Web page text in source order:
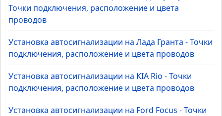
Точки подключения, расположение и цвета
проводов
Установка автосигнализации на Лада Гранта - Точки
подключения, расположение и цвета проводов
Установка автосигнализации на KIA Rio - Точки
подключения, расположение и цвета проводов
Установка автосигнализации на Ford Focus - Точки